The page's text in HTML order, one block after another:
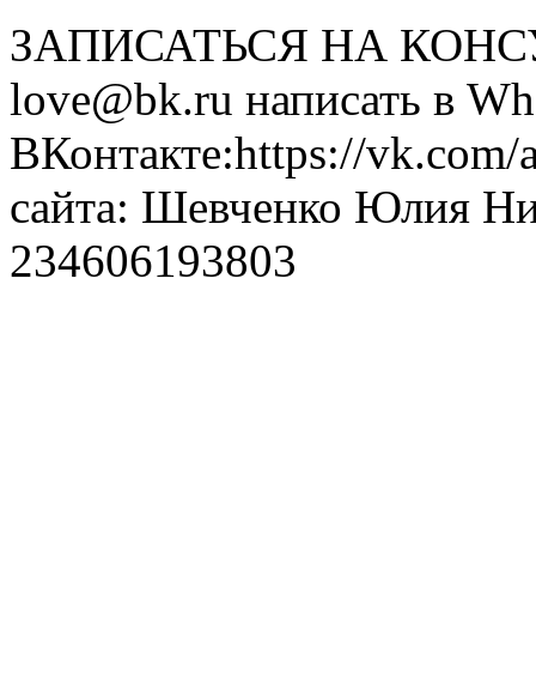
ЗАПИСАТЬСЯ НА
love@bk.ru написать в
ВКонтакте:https://
сайта: Шевченко Юлия
234606193803